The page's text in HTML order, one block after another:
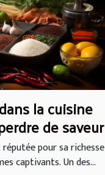
la cuisine
de saveur
pour sa richesse
captivants. Un des...